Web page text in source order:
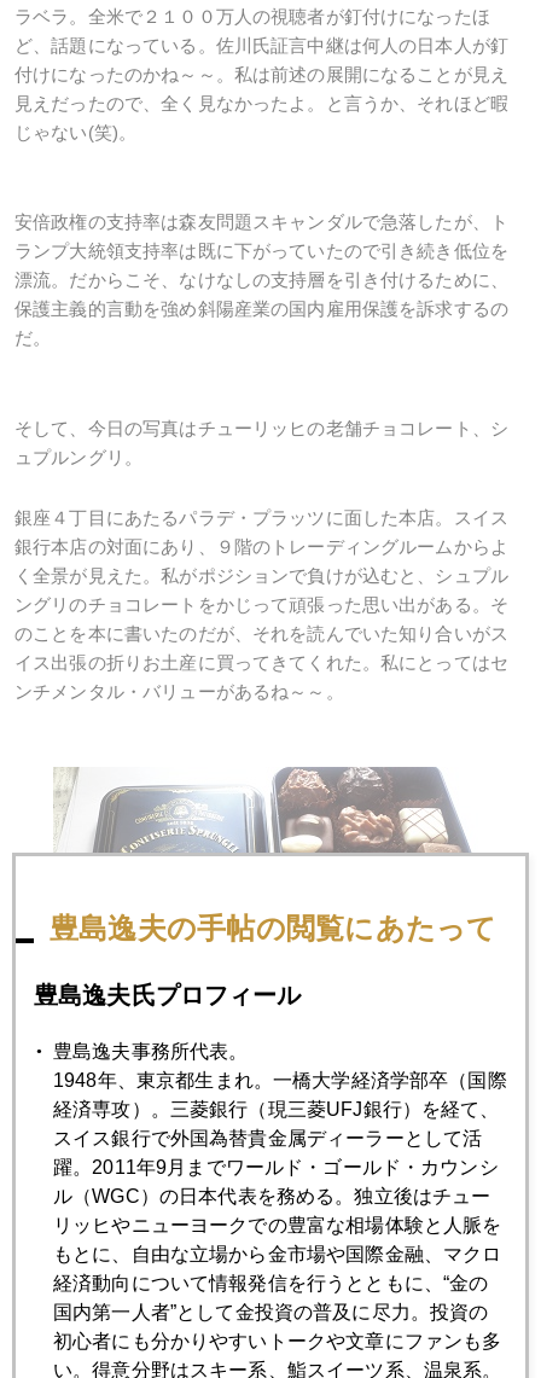
ラベラ。全米で２１００万人の視聴者が釘付けになったほ
ど、話題になっている。佐川氏証言中継は何人の日本人が釘
付けになったのかね～～。私は前述の展開になることが見え
見えだったので、全く見なかったよ。と言うか、それほど暇
じゃない(笑)。
安倍政権の支持率は森友問題スキャンダルで急落したが、ト
ランプ大統領支持率は既に下がっていたので引き続き低位を
漂流。だからこそ、なけなしの支持層を引き付けるために、
保護主義的言動を強め斜陽産業の国内雇用保護を訴求するの
だ。
そして、今日の写真はチューリッヒの老舗チョコレート、シ
ュプルングリ。
銀座４丁目にあたるパラデ・プラッツに面した本店。スイス
銀行本店の対面にあり、９階のトレーディングルームからよ
く全景が見えた。私がポジションで負けが込むと、シュプル
ングリのチョコレートをかじって頑張った思い出がある。そ
のことを本に書いたのだが、それを読んでいた知り合いがス
イス出張の折りお土産に買ってきてくれた。私にとってはセ
ンチメンタル・バリューがあるね～～。
2018年
1月 2月 3月 4月 5月 6月
7月 8月 9月 10月 11月 12月
2018年03月30日
豊島逸夫の手帖の閲覧にあたって
豊島逸夫氏プロフィール
豊島逸夫事務所代表。
1948年、東京都生まれ。一橋大学経済学部卒（国際
経済専攻）。三菱銀行（現三菱UFJ銀行）を経て、
スイス銀行で外国為替貴金属ディーラーとして活
躍。2011年9月までワールド・ゴールド・カウンシ
ル（WGC）の日本代表を務める。独立後はチュー
リッヒやニューヨークでの豊富な相場体験と人脈を
もとに、自由な立場から金市場や国際金融、マクロ
経済動向について情報発信を行うとともに、“金の
国内第一人者”として金投資の普及に尽力。投資の
初心者にも分かりやすいトークや文章にファンも多
い。得意分野はスキー系、鮨スイーツ系、温泉系。